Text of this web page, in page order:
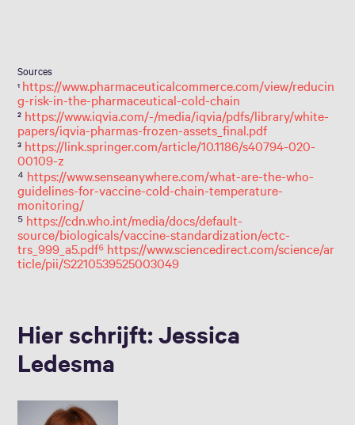
Sources
¹ https://www.pharmaceuticalcommerce.com/view/reducin
g-risk-in-the-pharmaceutical-cold-chain
² https://www.iqvia.com/-/media/iqvia/pdfs/library/white-
papers/iqvia-pharmas-frozen-assets_final.pdf
³ https://link.springer.com/article/10.1186/s40794-020-
00109-z
⁴ https://www.senseanywhere.com/what-are-the-who-
guidelines-for-vaccine-cold-chain-temperature-
monitoring/
⁵ https://cdn.who.int/media/docs/default-
source/biologicals/vaccine-standardization/ectc-
trs_999_a5.pdf⁶ https://www.sciencedirect.com/science/ar
ticle/pii/S2210539525003049
Hier schrijft: Jessica
Ledesma